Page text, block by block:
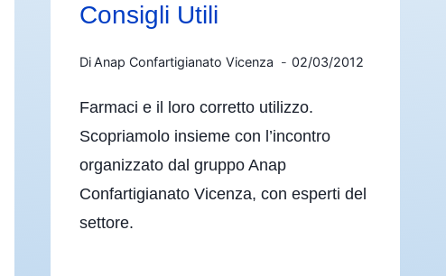
Consigli Utili
DiAnap Confartigianato Vicenza 02/03/2012
Farmaci e il loro corretto utilizzo.
Scopriamolo insieme con l’incontro
organizzato dal gruppo Anap
Confartigianato Vicenza, con esperti del
settore.